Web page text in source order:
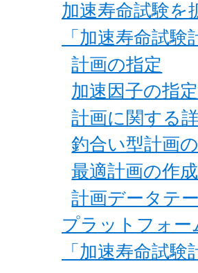
加速寿命試験を
「加速寿命試
計画の指定
加速因子の指定
計画に関する
釣合い型計画
最適計画の作
計画データテ
プラットフォ
「加速寿命試